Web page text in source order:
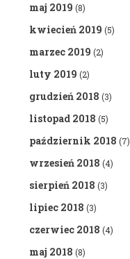
maj 2019 (8)
kwiecień 2019 (5)
marzec 2019 (2)
luty 2019 (2)
grudzień 2018 (3)
listopad 2018 (5)
październik 2018 (7)
wrzesień 2018 (4)
sierpień 2018 (3)
lipiec 2018 (3)
czerwiec 2018 (4)
maj 2018 (8)